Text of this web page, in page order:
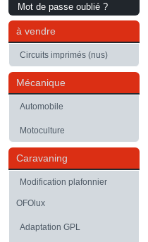
Mot de passe oublié ?
à vendre
Circuits imprimés (nus)
Mécanique
Automobile
Motoculture
Caravaning
Modification plafonnier
OFOlux
Adaptation GPL